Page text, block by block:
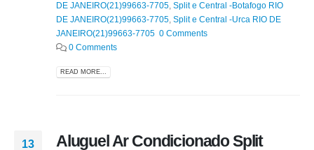
DE JANEIRO(21)99663-7705 Split e Central -Botafogo RIO
DE JANEIRO(21)99663-7705 Split e Central -Urca RIO DE
JANEIRO(21)99663-7705 0 Comments
0 Comments
READ MORE...
13
Aluguel Ar Condicionado Split